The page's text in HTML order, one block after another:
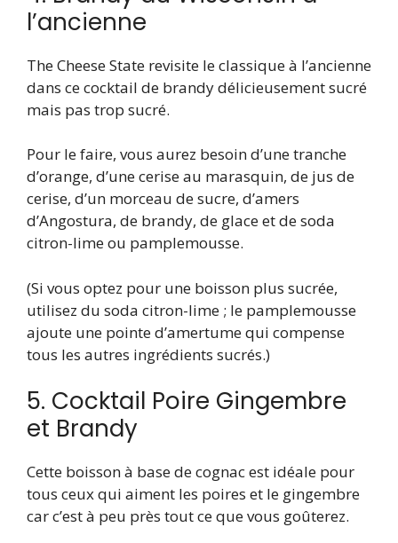
l’ancienne
The Cheese State revisite le classique à l’ancienne
dans ce cocktail de brandy délicieusement sucré
mais pas trop sucré.
Pour le faire, vous aurez besoin d’une tranche
d’orange, d’une cerise au marasquin, de jus de
cerise, d’un morceau de sucre, d’amers
d’Angostura, de brandy, de glace et de soda
citron-lime ou pamplemousse.
(Si vous optez pour une boisson plus sucrée,
utilisez du soda citron-lime ; le pamplemousse
ajoute une pointe d’amertume qui compense
tous les autres ingrédients sucrés.)
5. Cocktail Poire Gingembre
et Brandy
Cette boisson à base de cognac est idéale pour
tous ceux qui aiment les poires et le gingembre
car c’est à peu près tout ce que vous goûterez.